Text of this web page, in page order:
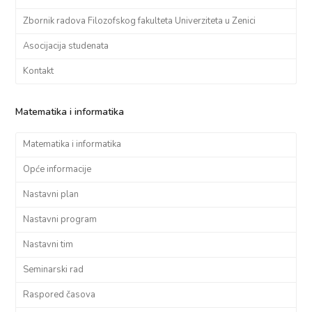
Zbornik radova Filozofskog fakulteta Univerziteta u Zenici
Asocijacija studenata
Kontakt
Matematika i informatika
Matematika i informatika
Opće informacije
Nastavni plan
Nastavni program
Nastavni tim
Seminarski rad
Raspored časova